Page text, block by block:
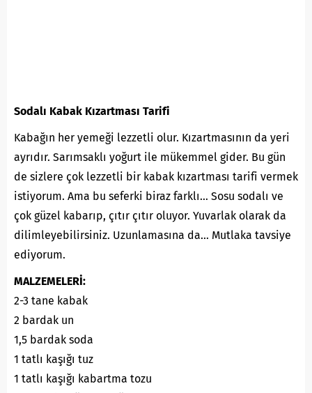
Sodalı Kabak Kızartması Tarifi
Kabağın her yemeği lezzetli olur. Kızartmasının da yeri
ayrıdır. Sarımsaklı yoğurt ile mükemmel gider. Bu gün
de sizlere çok lezzetli bir kabak kızartması tarifi vermek
istiyorum. Ama bu seferki biraz farklı… Sosu sodalı ve
çok güzel kabarıp, çıtır çıtır oluyor. Yuvarlak olarak da
dilimleyebilirsiniz. Uzunlamasına da… Mutlaka tavsiye
ediyorum.
MALZEMELERİ:
2-3 tane kabak
2 bardak un
1,5 bardak soda
1 tatlı kaşığı tuz
1 tatlı kaşığı kabartma tozu